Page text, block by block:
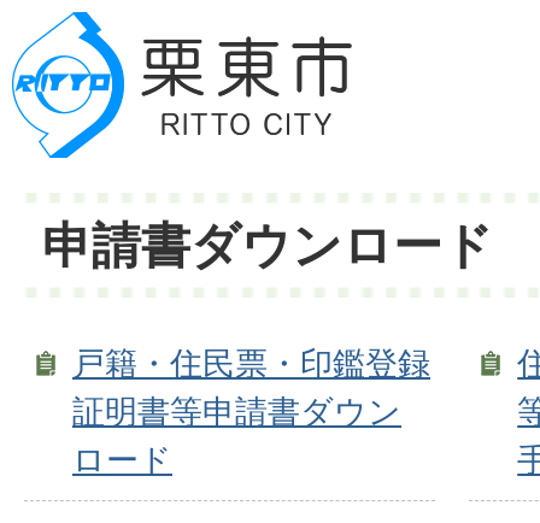
申請書ダウンロード
戸籍・住民票・印鑑登録
証明書等申請書ダウン
ロード